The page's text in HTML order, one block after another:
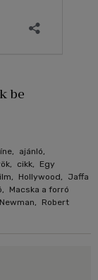
be
, ajánló,
, cikk,
Egy
, Hollywood,
Jaffa
,
Macska a forró
,
Robert